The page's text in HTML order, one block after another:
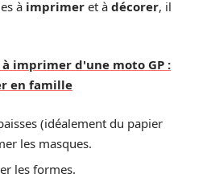
à imprimer et à décorer, il
imprimer d'une moto GP :
en famille
(idéalement du papier
les masques.
les formes.